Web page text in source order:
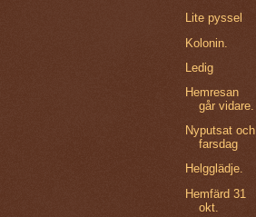
Lite pyssel
Kolonin.
Ledig
Hemresan
går vidare.
Nyputsat och
farsdag
Helgglädje.
Hemfärd 31
okt.